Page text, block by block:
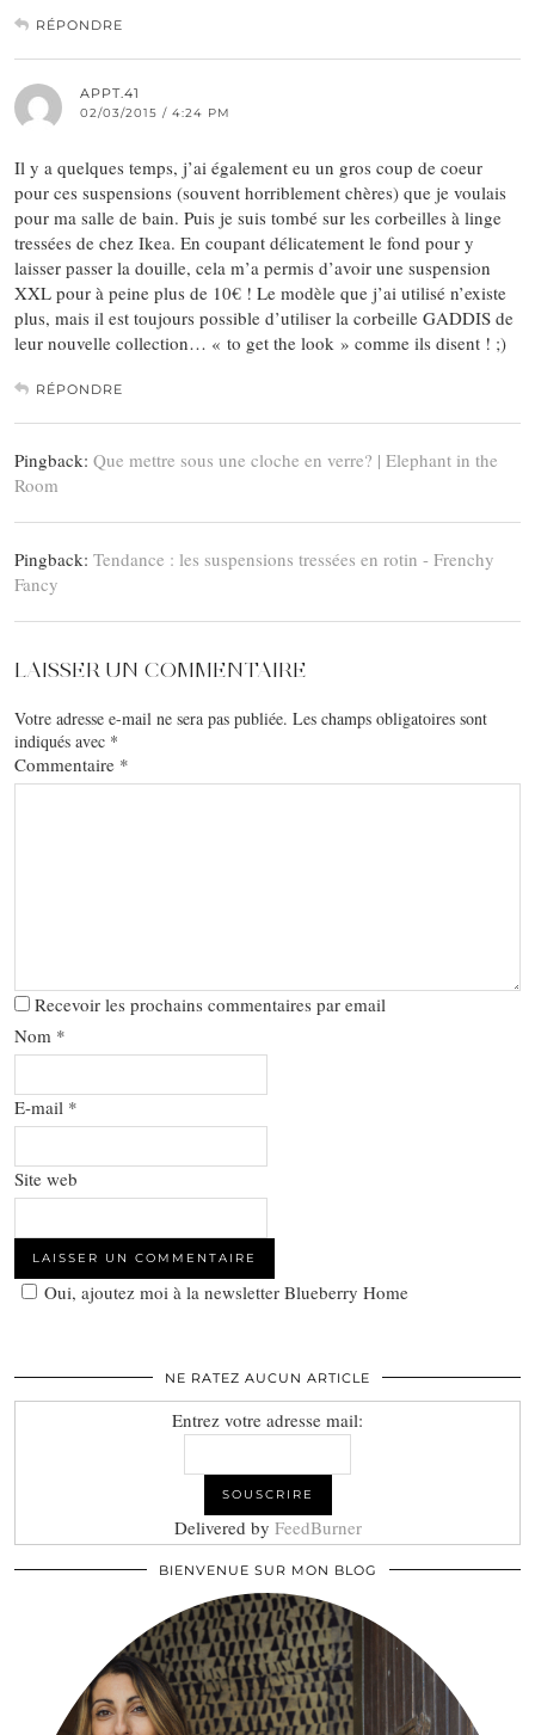
RÉPONDRE
APPT.41
02/03/2015 / 4:24 PM
Il y a quelques temps, j’ai également eu un gros coup de coeur
pour ces suspensions (souvent horriblement chères) que je voulais
pour ma salle de bain. Puis je suis tombé sur les corbeilles à linge
tressées de chez Ikea. En coupant délicatement le fond pour y
laisser passer la douille, cela m’a permis d’avoir une suspension
XXL pour à peine plus de 10€ ! Le modèle que j’ai utilisé n’existe
plus, mais il est toujours possible d’utiliser la corbeille GADDIS de
leur nouvelle collection… « to get the look » comme ils disent ! ;)
RÉPONDRE
Pingback: Que mettre sous une cloche en verre? | Elephant in the
Room
Pingback: Tendance : les suspensions tressées en rotin - Frenchy
Fancy
LAISSER UN COMMENTAIRE
Votre adresse e-mail ne sera pas publiée. Les champs obligatoires sont
indiqués avec *
Commentaire *
Recevoir les prochains commentaires par email
Nom *
E-mail *
Site web
Oui, ajoutez moi à la newsletter Blueberry Home
NE RATEZ AUCUN ARTICLE
Entrez votre adresse mail:
Delivered by FeedBurner
BIENVENUE SUR MON BLOG